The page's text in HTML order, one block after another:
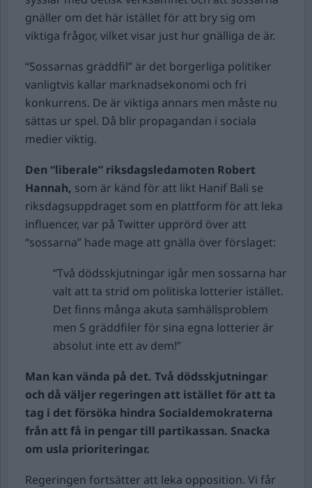
gnäller om det här istället för att bry sig om
viktiga frågor, vilket visar just hur gnälliga de är.
“Sossarnas gräddfil” är det borgerliga politiker
vanligtvis kallar marknadsekonomi och fri
konkurrens. De är viktiga annars men måste nu
sättas ur spel. Då blir propagandan i sociala
medier viktig.
Den “liberale” riksdagsledamoten Robert
Hannah, som är känd för att likt Hanif Bali se
riksdagsuppdraget som en plattform för att leka
influencer, var på Twitter upprörd över att
“sossarna” hade mage att gnälla över förslaget:
“Två dödsskjutningar igår men sossarna har
valt att ta strid om politiska lotterier istället.
Det finns många akuta samhällsproblem
men S gräddfiler för sina egna lotterier är
absolut inte ett av dem!”
Man kan vända på det. Två dödsskjutningar
och då väljer regeringen att istället för att ta
tag i det försöka hindra Socialdemokraterna
från att få in pengar till partikassan. Snacka
om usla prioriteringar.
Regeringen fortsätter att leka opposition. Vi får